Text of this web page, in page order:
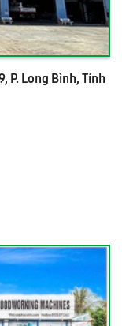
P. Long Bình, Tỉnh